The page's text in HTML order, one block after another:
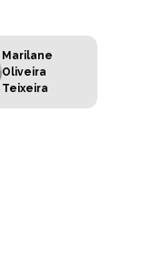
Marilane
Oliveira
Teixeira